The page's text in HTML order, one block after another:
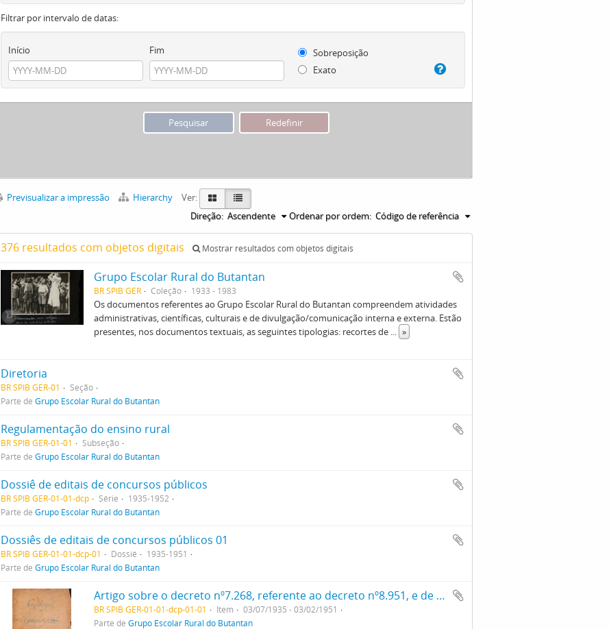
Filtrar por intervalo de datas:
Início Fim
Sobreposição
Exato
Previsualizar a impressão Hierarchy
Ver:
Ordenar por ordem: Código de referência
Direção: Ascendente
376 resultados com objetos digitais Mostrar resultados com objetos digitais
Grupo Escolar Rural do Butantan
BR SPIB GER Coleção 1933 - 1983
Os documentos referentes ao Grupo Escolar Rural do Butantan compreendem atividades
administrativas, científicas, culturais e de divulgação/comunicação interna e externa. Estão
presentes, nos documentos textuais, as seguintes tipologias: recortes de ... »
Diretoria
BR SPIB GER-01
Seção
Parte de Grupo Escolar Rural do Butantan
Regulamentação do ensino rural
BR SPIB GER-01-01
Subseção
Parte de Grupo Escolar Rural do Butantan
Dossiê de editais de concursos públicos
BR SPIB GER-01-01-dcp Série
1935-1952
Parte de Grupo Escolar Rural do Butantan
Dossiês de editais de concursos públicos 01
BR SPIB GER-01-01-dcp-01 Dossiê
1935-1951
Parte de Grupo Escolar Rural do Butantan
Artigo sobre o decreto nº7.268, referente ao decreto nº8.951, e de artigos de licenças: provimento e extinção de cargos e vencimentos dos funcionários públicos em geral
BR SPIB GER-01-01-dcp-01-01 Item
03/07/1935 - 03/02/1951
Parte de Grupo Escolar Rural do Butantan